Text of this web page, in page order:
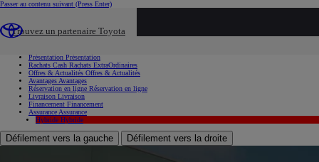
Passer au contenu suivant (Press Enter)
Trouvez un partenaire Toyota
Présentation Présentation
Rachats Cash Rachats ExtraOrdinaires
Offres & Actualités Offres & Actualités
Avantages Avantages
Réservation en ligne Réservation en ligne
Livraison Livraison
Financement Financement
Assurance Assurance
Hybride Hybride
Défilement vers la gauche Défilement vers la droite